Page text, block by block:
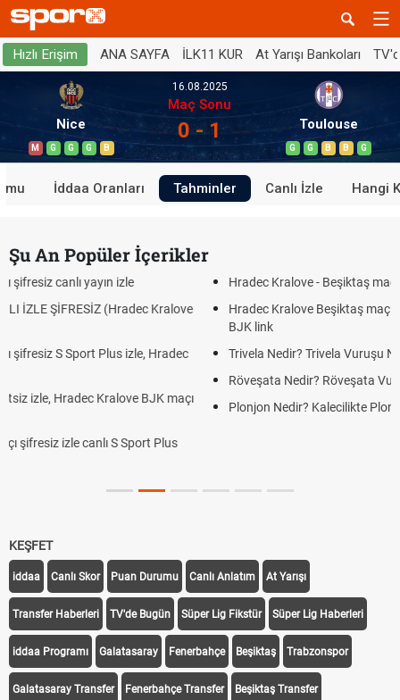
Hızlı Erişim ANA SAYFA İLK11 KUR At Yarışı Bankoları
Nice
M G G G B
16.08.2025
Maç Sonu
0 - 1 Toulouse
G G B B G
İddaa Oranları Tahminler Canlı İzle Hangi
Şu An Popüler İçerikler
Kralove
Hradec
BJK maçı
Plus
Hradec Kralove - Beşiktaş maçı şifresiz izle canlı tv100
Hradec Kralove Beşiktaş maçı şifresiz tv100 izle,
Trivela Nedir? Trivela Vuruşu Nasıl Yapılır?
Röveşata Nedir? Röveşata Vuruşu Nasıl Yapılır?
Plonjon Nedir? Kalecilikte Plonjon Hareketi Nasıl
KEŞFET
iddaa Canlı Skor Puan Durumu Canlı Anlatım At Yarışı
Transfer Haberleri TV'de Bugün Süper Lig Fikstür Süper Lig Haberleri
iddaa Programı Galatasaray Fenerbahçe Beşiktaş Trabzonspor
Galatasaray Transfer Fenerbahçe Transfer Beşiktaş Transfer